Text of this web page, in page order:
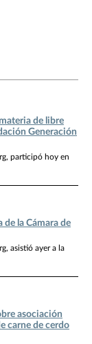
de libre
Generación
participó hoy en
de la Cámara de
asistió ayer a la
asociación
carne de cerdo